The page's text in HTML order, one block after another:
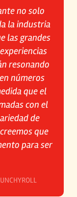
no solo
la industria
las grandes
resonando
números
que el
con el
de
que
para ser